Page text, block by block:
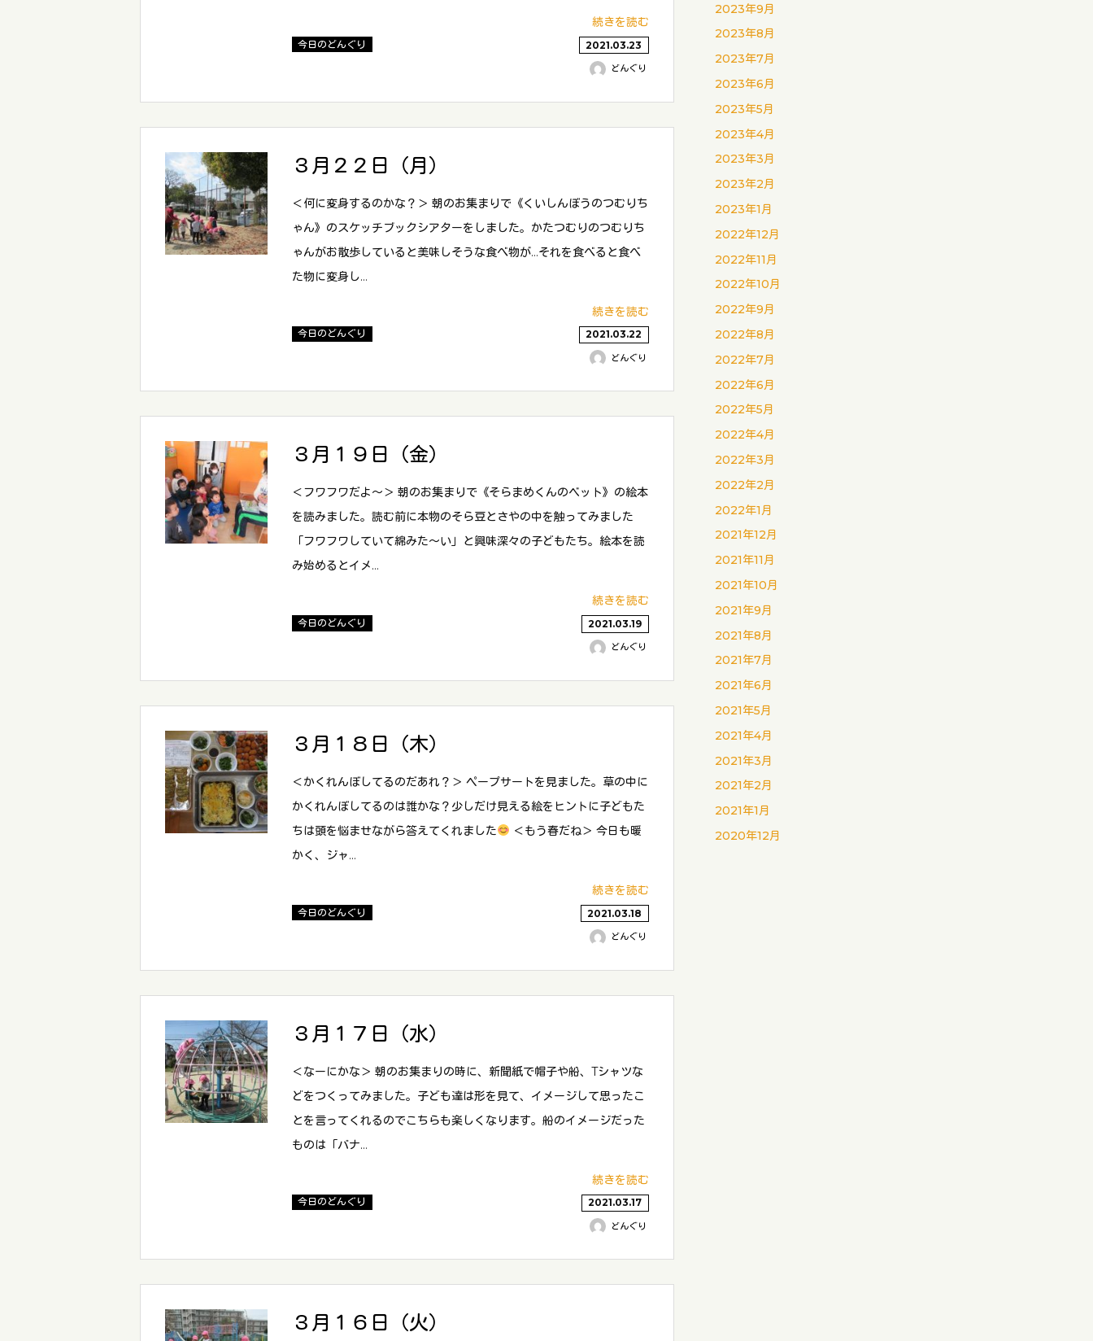
続きを読む
今日のどんぐり 2021.03.23
どんぐり
３月２２日（月）
＜何に変身するのかな？＞ 朝のお集まりで《くいしんぼうのつむりち
ゃん》のスケッチブックシアターをしました。かたつむりのつむりち
ゃんがお散歩していると美味しそうな食べ物が…それを食べると食べ
た物に変身し…
続きを読む
今日のどんぐり 2021.03.22
どんぐり
３月１９日（金）
＜フワフワだよ〜＞ 朝のお集まりで《そらまめくんのベット》の絵本
を読みました。読む前に本物のそら豆とさやの中を触ってみました
「フワフワしていて綿みた〜い」と興味深々の子どもたち。絵本を読
み始めるとイメ…
続きを読む
今日のどんぐり 2021.03.19
どんぐり
３月１８日（木）
＜かくれんぼしてるのだあれ？＞ ペープサートを見ました。草の中に
かくれんぼしてるのは誰かな？少しだけ見える絵をヒントに子どもた
ちは頭を悩ませながら答えてくれました
＜もう春だね＞ 今日も暖
かく、ジャ…
続きを読む
今日のどんぐり 2021.03.18
どんぐり
３月１７日（水）
＜なーにかな＞ 朝のお集まりの時に、新聞紙で帽子や船、Tシャツな
どをつくってみました。子ども達は形を見て、イメージして思ったこ
とを言ってくれるのでこちらも楽しくなります。船のイメージだった
ものは「バナ…
続きを読む
今日のどんぐり 2021.03.17
どんぐり
３月１６日（火）
2023年9月
2023年8月
2023年7月
2023年6月
2023年5月
2023年4月
2023年3月
2023年2月
2023年1月
2022年12月
2022年11月
2022年10月
2022年9月
2022年8月
2022年7月
2022年6月
2022年5月
2022年4月
2022年3月
2022年2月
2022年1月
2021年12月
2021年11月
2021年10月
2021年9月
2021年8月
2021年7月
2021年6月
2021年5月
2021年4月
2021年3月
2021年2月
2021年1月
2020年12月